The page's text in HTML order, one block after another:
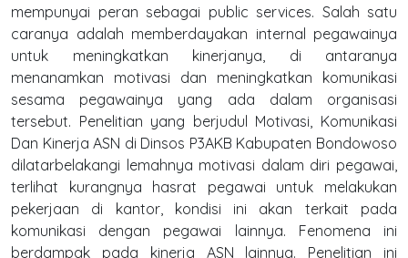
mempunyai peran sebagai public services. Salah satu
caranya adalah memberdayakan internal pegawainya
untuk meningkatkan kinerjanya, di antaranya
menanamkan motivasi dan meningkatkan komunikasi
sesama pegawainya yang ada dalam organisasi
tersebut. Penelitian yang berjudul Motivasi, Komunikasi
Dan Kinerja ASN di Dinsos P3AKB Kabupaten Bondowoso
dilatarbelakangi lemahnya motivasi dalam diri pegawai,
terlihat kurangnya hasrat pegawai untuk melakukan
pekerjaan di kantor, kondisi ini akan terkait pada
komunikasi dengan pegawai lainnya. Fenomena ini
berdampak pada kinerja ASN lainnya. Penelitian ini